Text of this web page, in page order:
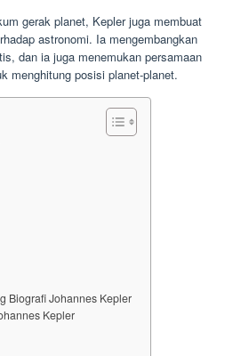
gerak planet, Kepler juga membuat
astronomi. Ia mengembangkan
dan ia juga menemukan persamaan
menghitung posisi planet-planet.
Biografi Johannes Kepler
Kepler